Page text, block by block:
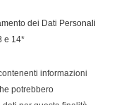
dei Dati Personali
e 14*
informazioni
potrebbero